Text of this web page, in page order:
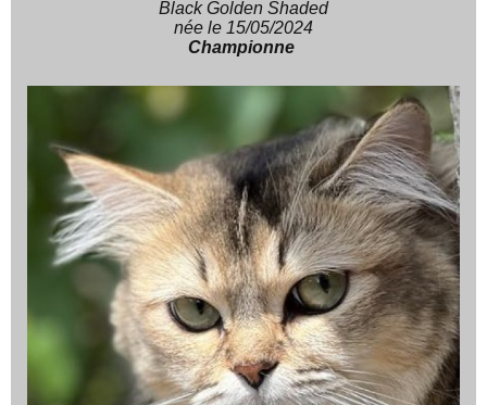
Black Golden Shaded
née le 15/05/2024
Championne